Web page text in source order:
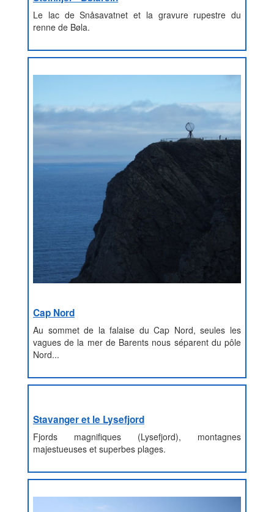
Le lac de Snåsavatnet et la gravure rupestre du
renne de Bøla.
Cap Nord
Au sommet de la falaise du Cap Nord, seules les
vagues de la mer de Barents nous séparent du pôle
Nord...
Stavanger et le Lysefjord
Fjords magnifiques (Lysefjord), montagnes
majestueuses et superbes plages.